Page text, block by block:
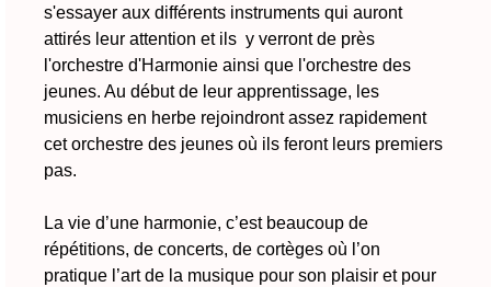
s'essayer aux différents instruments qui auront
attirés leur attention et ils y verront de près
l'orchestre d'Harmonie ainsi que l'orchestre des
jeunes. Au début de leur apprentissage, les
musiciens en herbe rejoindront assez rapidement
cet orchestre des jeunes où ils feront leurs premiers
pas.
La vie d’une harmonie, c’est beaucoup de
répétitions, de concerts, de cortèges où l’on
pratique l’art de la musique pour son plaisir et pour